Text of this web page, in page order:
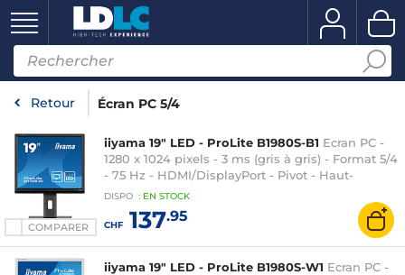
Retour Écran PC 5/4
COMPARER
iiyama 19" LED - ProLite B1980S-B1 Ecran PC -
1280 x 1024 pixels - 3 ms (gris à gris) - Format 5/4
- 75 Hz - HDMI/DisplayPort - Pivot - Haut-
parleurs - Noir
DISPO : EN STOCK
CHF137.95
iiyama 19" LED - ProLite B1980S-W1 Ecran PC -